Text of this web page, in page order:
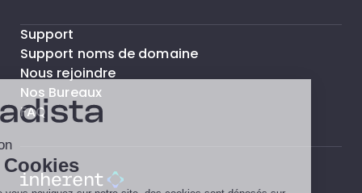
Support
Support noms de domaine
Nous rejoindre
Nos Bureaux
FAQ